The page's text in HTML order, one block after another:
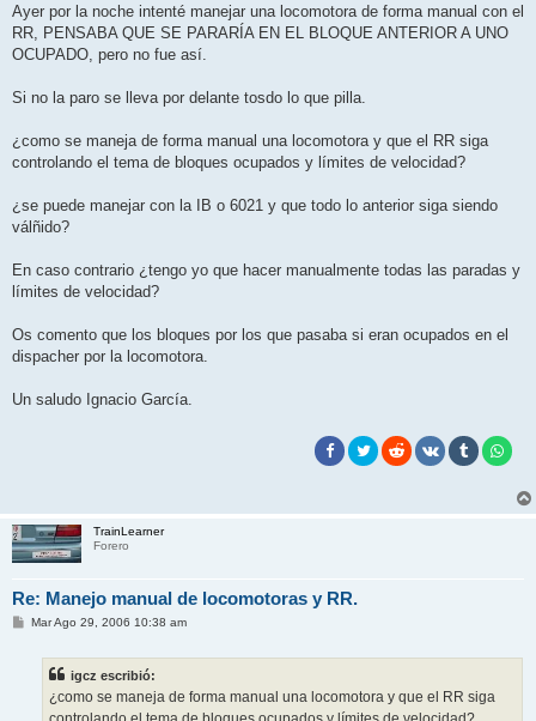
n
s
a
j
Ayer por la noche intenté manejar una locomotora de forma manual con el
RR, PENSABA QUE SE PARARÍA EN EL BLOQUE ANTERIOR A UNO
OCUPADO, pero no fue así.
Si no la paro se lleva por delante tosdo lo que pilla.
¿como se maneja de forma manual una locomotora y que el RR siga
controlando el tema de bloques ocupados y límites de velocidad?
¿se puede manejar con la IB o 6021 y que todo lo anterior siga siendo
válñido?
En caso contrario ¿tengo yo que hacer manualmente todas las paradas y
límites de velocidad?
Os comento que los bloques por los que pasaba si eran ocupados en el
dispacher por la locomotora.
Un saludo Ignacio García.
TrainLearner
Forero
Re: Manejo manual de locomotoras y RR.
MMar Ago 29, 2006 10:38 am
igcz escribió:
¿como se maneja de forma manual una locomotora y que el RR siga